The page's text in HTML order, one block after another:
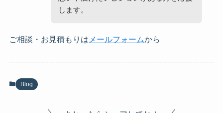
します。
ご相談・お見積もりは メールフォームから
Blog